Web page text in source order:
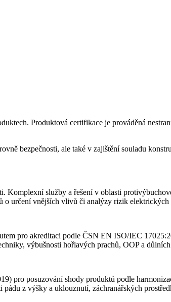
Produktová certifikace je prováděná
bezpečnosti, ale také v zajištění souladu
Komplexní služby a řešení v oblasti
určení vnějších vlivů či analýzy rizik elektrických
pro akreditaci podle ČSN EN ISO/IEC
výbušnosti hořlavých prachů, OOP a
pro posuzování shody produktů podle
z výšky a uklouznutí, záchranářských